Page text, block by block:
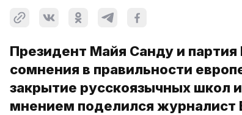
Президент Майя Санду и
сомнения в правильности
закрытие русскоязычных школ
мнением поделился журналист